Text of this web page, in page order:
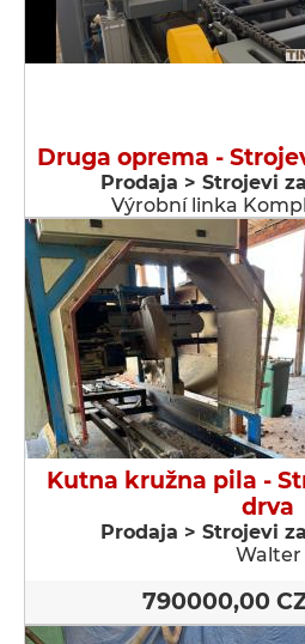
Druga oprema -
Prodaja > Strojevi
Výrobní linka
Kutna kružna pila -
drva
Prodaja > Strojevi
Walter
790000,00